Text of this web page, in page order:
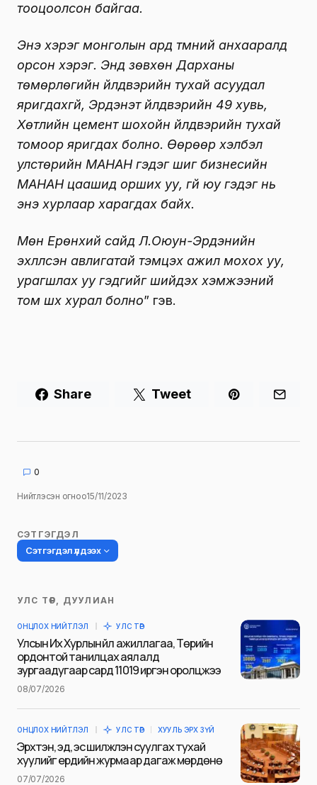
тооцоолсон байгаа.
Энэ хэрэг монголын ард түмний анхааралд
орсон хэрэг. Энд зөвхөн Дарханы
төмөрлөгийн үйлдвэрийн тухай асуудал
яригдахгүй, Эрдэнэт үйлдвэрийн 49 хувь,
Хөтлийн цемент шохойн үйлдвэрийн тухай
томоор яригдах болно. Өөрөөр хэлбэл
улстөрийн МАНАН гэдэг шиг бизнесийн
МАНАН цаашид орших уу, үгүй юу гэдэг нь
энэ хурлаар харагдах байх.
Мөн Ерөнхий сайд Л.Оюун-Эрдэнийн
эхлүүлсэн авлигатай тэмцэх ажил мохох уу,
урагшлах уу гэдгийг шийдэх хэмжээний
том шүүх хурал болно” гэв.
Share Tweet
0
Нийтлэсэн огноо15/11/2023
СЭТГЭГДЭЛ
Сэтгэгдэл үлдээх
Таны имэйл хаягийг нийтлэхгүй.
тэмдэглэсэн
Name
УЛС ТӨР, ДУУЛИАН
ОНЦЛОХ НИЙТЛЭЛ УЛС ТӨР
Улсын Их Хурлын үйл ажиллагаа, Төрийн
ордонтой танилцах аялалд
зургаадугаар сард 11019 иргэн оролцжээ
08/07/2026
ОНЦЛОХ НИЙТЛЭЛ УЛС ТӨР ХУУЛЬ ЭРХ ЗҮЙ
Эрхтэн, эд, эс шилжүүлэн суулгах тухай
хуулийг ердийн журмаар дагаж мөрдөнө
07/07/2026